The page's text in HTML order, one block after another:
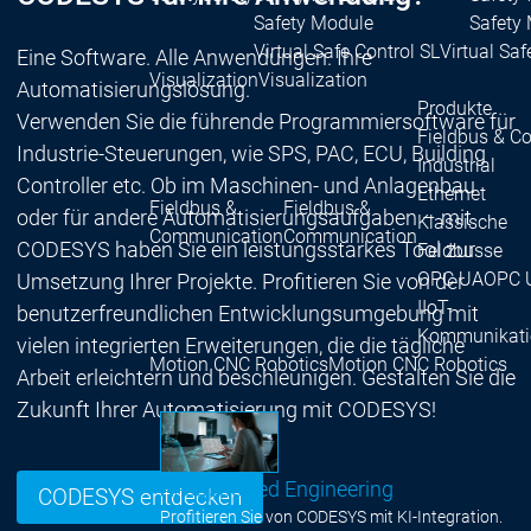
Safety Module
Safety
Virtual Safe Control SLVirtual
VisualizationVisualization
Fieldbus &
Communication
Fieldbus &
Communication
Produkte
Fieldbus &
Industrial
Ethernet
Klassische
Feldbusse
OPC UAOPC
IIoT-
Motion CNC RoboticsMotion CNC Robotics
AI-supported Engineering
Profitieren Sie von CODESYS mit KI-Integration.
Eine Software. Alle Anwendungen. Ihre
Automatisierungslösung.
Verwenden Sie die führende Programmiersoftware für
Industrie-Steuerungen, wie SPS, PAC, ECU, Building
Controller etc. Ob im Maschinen- und Anlagenbau
oder für andere Automatisierungsaufgaben – mit
CODESYS haben Sie ein leistungsstarkes Tool zur
Umsetzung Ihrer Projekte. Profitieren Sie von der
benutzerfreundlichen Entwicklungsumgebung mit
vielen integrierten Erweiterungen, die die tägliche
Arbeit erleichtern und beschleunigen. Gestalten Sie die
Zukunft Ihrer Automatisierung mit CODESYS!
CODESYS entdecken